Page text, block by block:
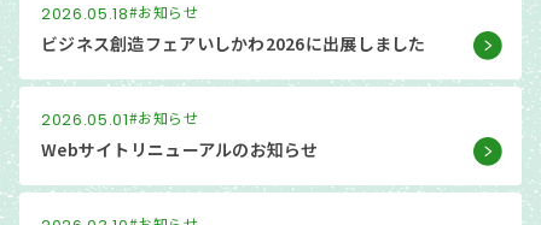
2026.05.18#お知らせ
ビジネス創造フェアいしかわ2026に出展しました
2026.05.01#お知らせ
Webサイトリニューアルのお知らせ